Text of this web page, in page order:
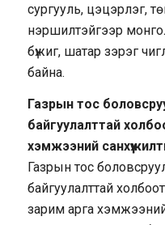
сургууль, цэцэрлэг,
нэршилтэйгээр
бүжиг, шатар зэрэг
байна.
Газрын тос
байгуулалттай
хэмжээний
Газрын тос
байгуулалттай
зарим арга